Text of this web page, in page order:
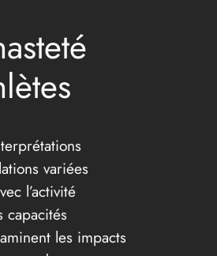
variées
l’activité
capacités
les impacts